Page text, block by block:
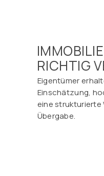
RICHTIG
Eigentümer
Einschätzung,
eine strukturierte
Übergabe.